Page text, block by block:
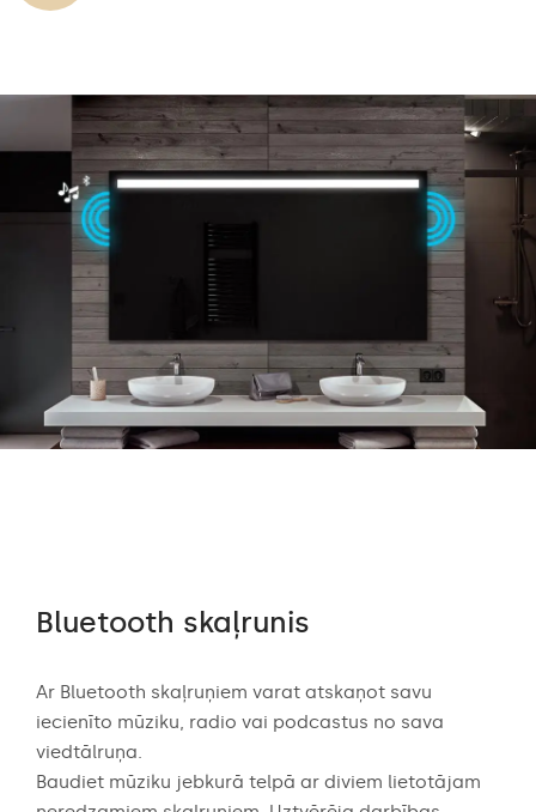
Bluetooth skaļrunis
Ar Bluetooth skaļruņiem varat atskaņot savu
iecienīto mūziku, radio vai podcastus no sava
viedtālruņa.
Baudiet mūziku jebkurā telpā ar diviem lietotājam